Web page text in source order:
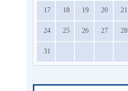
17 18 19 20 21
24 25 26 27 28
31